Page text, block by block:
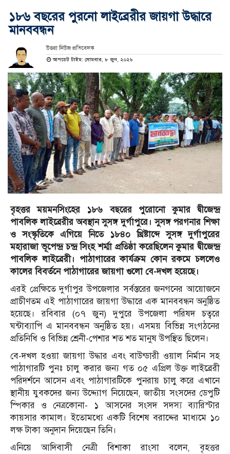
১৮৬ বছরের পুরনো লাইব্রেরীর জায়গা উদ্ধারে
মানববন্ধন
উত্তরা নিউজ প্রতিবেদক
আপডেট টাইম: সোমবার, ৮ জুন, ২০২৬
বৃহত্তর ময়মনসিংহের ১৮৬ বছরের পুরোনো কুমার দ্বীজেন্দ্র
পাবলিক লাইব্রেরীর অবস্থান সুসঙ্গ দুর্গাপুরে। সুসঙ্গ পরগনার শিক্ষা
ও সংস্কৃতিকে এগিয়ে নিতে ১৮৪০ খ্রিষ্টাব্দে সুসঙ্গ দুর্গাপুরের
মহারাজা ভূপেন্দ্র চন্দ্র সিংহ শর্ম্মা প্রতিষ্ঠা করেছিলেন কুমার দ্বীজেন্দ্র
পাবলিক লাইব্রেরী। পাঠাগারের কার্যক্রম কোন রকমে চললেও
কালের বিবর্তনে পাঠাগারের জায়গা গুলো বে-দখল হয়েছে।
এরই প্রেক্ষিতে দুর্গাপুর উপজেলার সর্বস্তরের জনগনের আয়োজনে
প্রাচীণতম এই পাঠাগারের জায়গা উদ্ধারে এক মানববন্ধন অনুষ্ঠিত
হয়েছে। রবিবার (০৭ জুন) দুপুরে উপজেলা পরিষদ চত্বরে
ঘন্টাব্যাপি এ মানববন্ধন অনুষ্ঠিত হয়। এসময় বিভিন্ন সংগঠনের
প্রতিনিধি ও বিভিন্ন শ্রেনী-পেশার শত শত মানুষ উপস্থিত ছিলেন।
বে-দখল হওয়া জায়গা উদ্ধার এবং বাউন্ডারী ওয়াল নির্মান সহ
পাঠাগারটি পুনঃ চালু করার জন্য গত ০৫ এপ্রিল উক্ত লাইব্রেরী
পরিদর্শনে আসেন এবং পাঠাগারটিকে পুনরায় চালু করে এখানে
স্থানীয় যুবকদের জন্য উদ্দ্যোগ নিয়েছেন, জাতীয় সংসদের ডেপুটি
স্পিকার ও নেত্রকোনা- ১ আসনের সংসদ সদস্য ব্যারিস্টার
কায়সার কামাল। ইতোমধ্যে একটি বিশেষ বরাদ্দের মাধ্যমে ১০
লক্ষ টাকা অনুদান দিয়েছেন তিনি।
এনিয়ে আদিবাসী নেত্রী বিশাকা রাংসা বলেন, বৃহত্তর